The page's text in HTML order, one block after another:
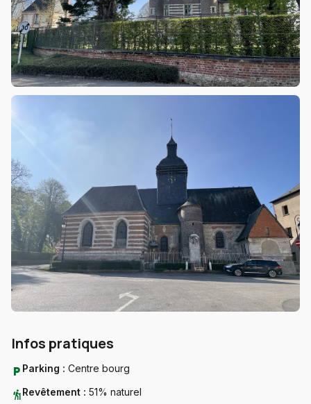
Infos pratiques
local_parking Parking : Centre bourg
hikingRevêtement : 51% naturel